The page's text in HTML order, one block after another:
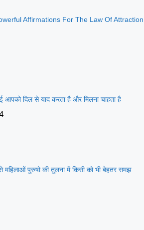
Affirmations For The Law Of Attraction
दिल से याद करता है और मिलना चाहता है
पुरुषो की तुलना में किसी को भी बेहतर समझ